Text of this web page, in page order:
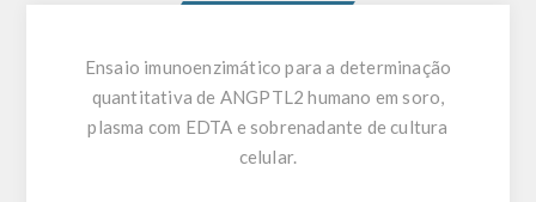
Ensaio imunoenzimático para a determinação
quantitativa de ANGPTL2 humano em soro,
plasma com EDTA e sobrenadante de cultura
celular.